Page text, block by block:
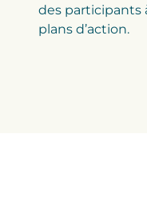
des
plans d’action.